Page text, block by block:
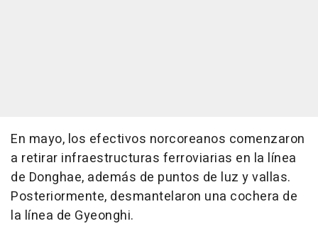
En mayo, los efectivos norcoreanos comenzaron
a retirar infraestructuras ferroviarias en la línea
de Donghae, además de puntos de luz y vallas.
Posteriormente, desmantelaron una cochera de
la línea de Gyeonghi.